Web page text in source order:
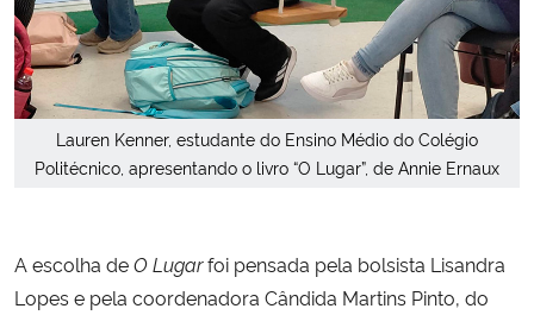
Lauren Kenner, estudante do Ensino Médio do Colégio
Politécnico, apresentando o livro “O Lugar”, de Annie Ernaux
A escolha deO Lugarfoi pensada pela bolsista Lisandra
Lopes e pela coordenadora Cândida Martins Pinto, do